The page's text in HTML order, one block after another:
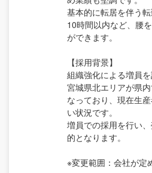
基本的に転居を伴う
10時間以内など、腰
ができます。
【採用背景】
組織強化による増員を
宮城県北エリアが県
なっており、現在生
い状況です。
増員での採用を行い
的となります。
※変更範囲：会社が定